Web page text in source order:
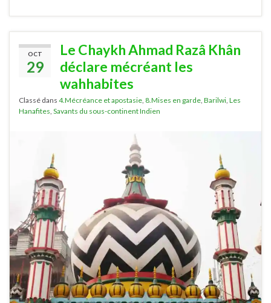
OCT
29
Le Chaykh Ahmad Razâ Khân
déclare mécréant les
wahhabites
Classé dans 4.Mécréance et apostasie, 8.Mises en garde, Barilwi, Les
Hanafites, Savants du sous-continent Indien